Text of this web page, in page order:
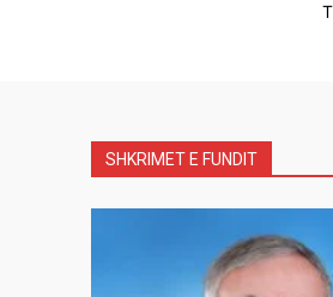
SHKRIMET E FUNDIT